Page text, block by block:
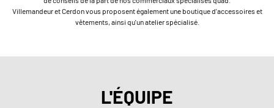
Villemandeur et Cerdon vous proposent également une boutique d'accessoires et
vêtements, ainsi qu'un atelier spécialisé.
L'ÉQUIPE